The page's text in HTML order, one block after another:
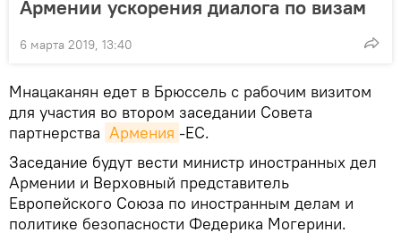
Армении ускорения диалога по визам
6 марта 2019, 13:40
Мнацаканян едет в Брюссель с рабочим визитом
для участия во втором заседании Совета
партнерства Армения -ЕС.
Заседание будут вести министр иностранных дел
Армении и Верховный представитель
Европейского Союза по иностранным делам и
политике безопасности Федерика Могерини.